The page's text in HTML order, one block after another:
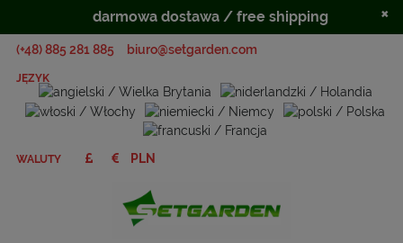
(+48) 885 281 885 biuro@setgarden.com
JĘZYK
WALUTY
darmowa dostawa / free shipping ×